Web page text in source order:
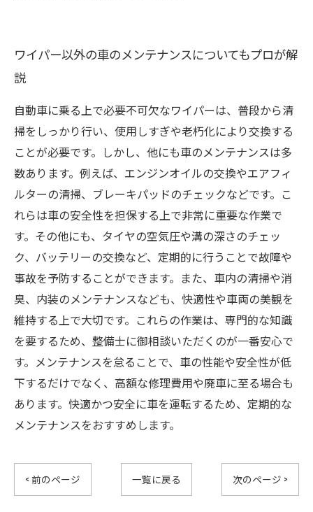
ワイパー以外の車のメンテナンスについてもプロが解
説
自動車に乗る上で必要不可欠なワイパーは、普段から清
掃をしっかり行い、使用しすぎや老朽化により交換する
ことが必要です。しかし、他にも車のメンテナンスは多
数あります。例えば、エンジンオイルの交換やエアフィ
ルターの清掃、ブレーキパッドのチェックなどです。こ
れらは車の安全性を担保する上で非常に重要な作業で
す。その他にも、タイヤの空気圧や溝の深さのチェッ
ク、バッテリーの交換など、定期的に行うことで故障や
事故を予防することができます。また、車内の清掃や消
臭、内装のメンテナンスなども、快適性や車両の美観を
維持する上で大切です。これらの作業は、専門的な知識
を要するため、整備士に御相談いただくのが一番安心で
す。メンテナンスを怠ることで、車の性能や安全性が低
下するだけでなく、高額な修理費用や廃車に至る場合も
あります。快適かつ安全に車を運転するため、定期的な
メンテナンスをおすすめします。
< 前のページ 一覧に戻る 次のページ >